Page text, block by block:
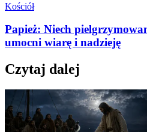
Kościół
Papież: Niech
umocni wiarę i nadzieję
Czytaj dalej